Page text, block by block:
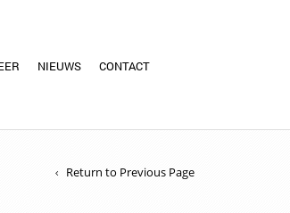
NIEUWS CONTACT
Return to Previous Page